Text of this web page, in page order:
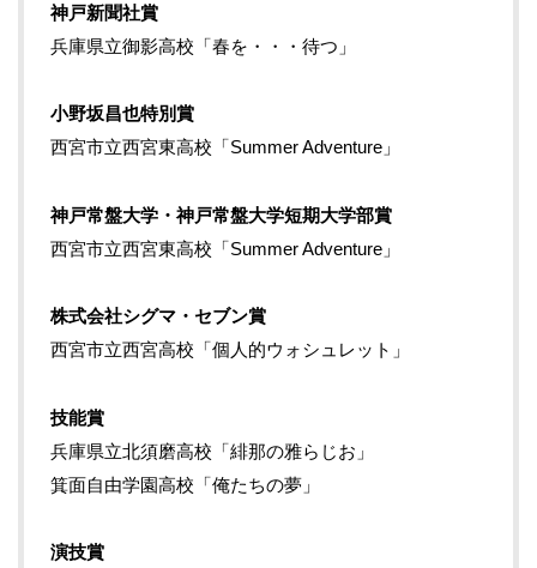
神戸新聞社賞
兵庫県立御影高校「春を・・・待つ」
小野坂昌也特別賞
西宮市立西宮東高校「Summer Adventure」
神戸常盤大学・神戸常盤大学短期大学部賞
西宮市立西宮東高校「Summer Adventure」
株式会社シグマ・セブン賞
西宮市立西宮高校「個人的ウォシュレット」
技能賞
兵庫県立北須磨高校「緋那の雅らじお」
箕面自由学園高校「俺たちの夢」
演技賞